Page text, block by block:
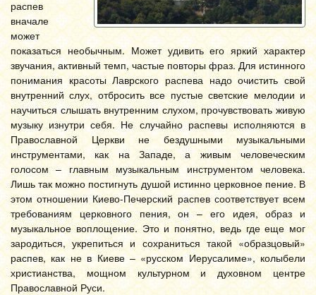
распев
вначале
может
показаться необычным. Может удивить его яркий характер
звучания, активный темп, частые повторы фраз. Для истинного
понимания красоты Лаврского распева надо очистить свой
внутренний слух, отбросить все пустые светские мелодии и
научиться слышать внутренним слухом, прочувствовать живую
музыку изнутри себя. Не случайно распевы исполняются в
Православной Церкви не бездушными музыкальными
инструментами, как на Западе, а живым человеческим
голосом – главным музыкальным инструментом человека.
Лишь так можно постигнуть душой истинно церковное пение. В
этом отношении Киево-Печерский распев соответствует всем
требованиям церковного пения, он – его идея, образ и
музыкальное воплощение. Это и понятно, ведь где еще мог
зародиться, укрепиться и сохраниться такой «образцовый»
распев, как не в Киеве – «русском Иерусалиме», колыбели
христианства, мощном культурном и духовном центре
Православной Руси.